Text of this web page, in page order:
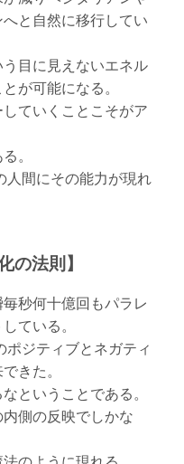
と自然に移行してい
目に見えないエネル
が可能になる。
ていくことこそがア
。
人間にその能力が現れ
の法則】
秒何十億回もパラレ
ている。
ポジティブとネガティ
きた。
ということである。
側の反映でしかな